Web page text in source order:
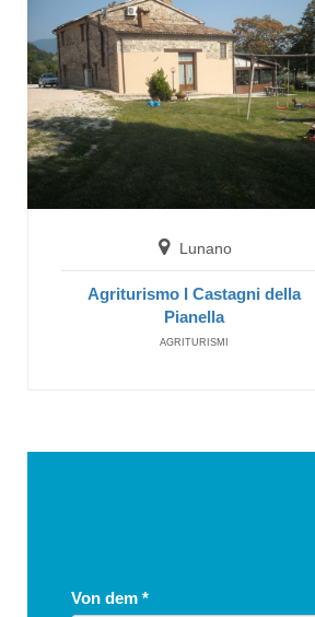
Lunano
Agriturismo I Castagni della
Pianella
AGRITURISMI
Von dem *